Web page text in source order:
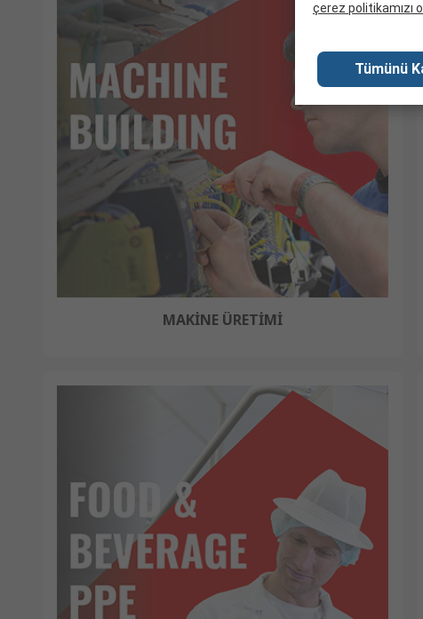
MAKİNE ÜRETİMİ
çerez politikamızı
Tümünü